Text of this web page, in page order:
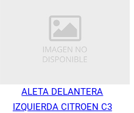
ALETA DELANTERA
IZQUIERDA CITROEN C3